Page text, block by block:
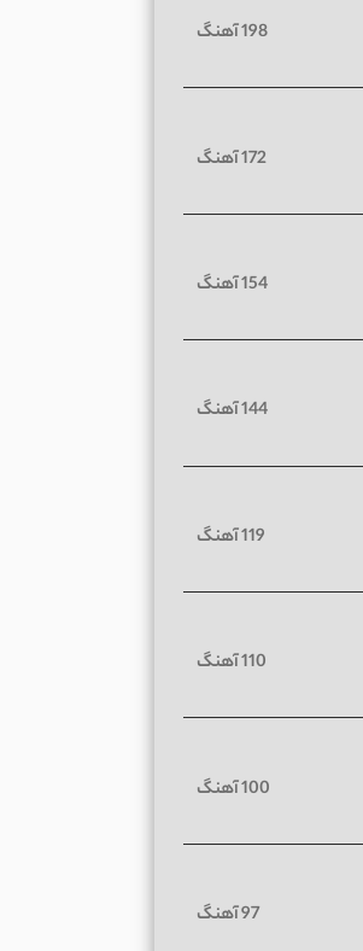
198 آهنگ
172 آهنگ
154 آهنگ
144 آهنگ
119 آهنگ
110 آهنگ
100 آهنگ
97 آهنگ